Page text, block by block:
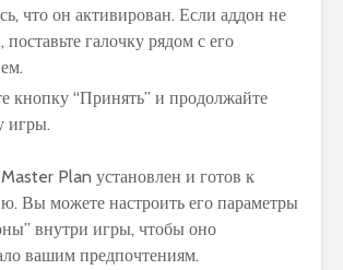
что он активирован. Если аддон не
поставьте галочку рядом с его
кнопку “Принять” и продолжайте
игры.
Plan установлен и готов к
Вы можете настроить его параметры
внутри игры, чтобы оно
вашим предпочтениям.